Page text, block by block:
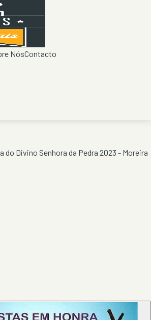
NósContacto
do Divino Senhora da Pedra 2023 - Moreira